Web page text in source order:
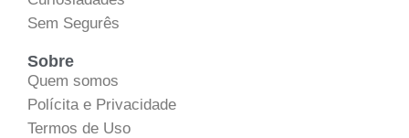
Sem Segurês
Sobre
Quem somos
Polícita e Privacidade
Termos de Uso